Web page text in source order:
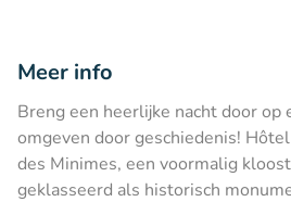
Meer info
Breng een heerlijke nacht door op
omgeven door geschiedenis!
des Minimes, een voormalig
geklasseerd als historisch